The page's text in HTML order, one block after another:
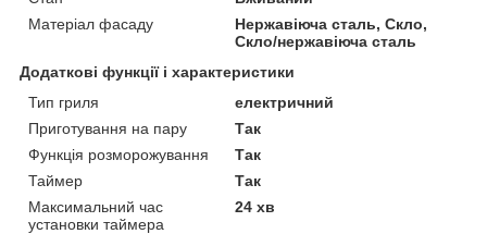
Матеріал фасаду
Нержавіюча сталь, Скло,
Скло/нержавіюча сталь
Додаткові функції і характеристики
Тип гриля
електричний
Приготування на пару
Так
Функція розморожування
Так
Таймер
Так
Максимальний час
установки таймера
24 хв